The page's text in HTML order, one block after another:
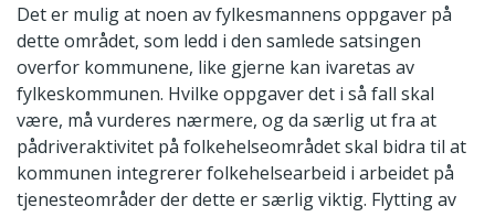
Det er mulig at noen av fylkesmannens oppgaver på
dette området, som ledd i den samlede satsingen
overfor kommunene, like gjerne kan ivaretas av
fylkeskommunen. Hvilke oppgaver det i så fall skal
være, må vurderes nærmere, og da særlig ut fra at
pådriveraktivitet på folkehelseområdet skal bidra til at
kommunen integrerer folkehelsearbeid i arbeidet på
tjenesteområder der dette er særlig viktig. Flytting av